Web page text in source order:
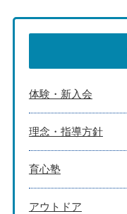
体験・新入会
理念・指導方針
育心塾
アウトドア